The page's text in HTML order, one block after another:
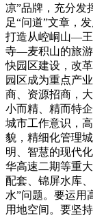
凉”品牌，充分发
足“问道”文章，
打造从崆峒山—
寺—麦积山的旅
快园区建设，改
园区成为重点产
商、资源招商，
小而精、精而特
城市工作意识，
貌，精细化管理
明、智慧的现代
华高速二期等重
配套、锦屏水库
水”问题。要运用
用地空间。要坚